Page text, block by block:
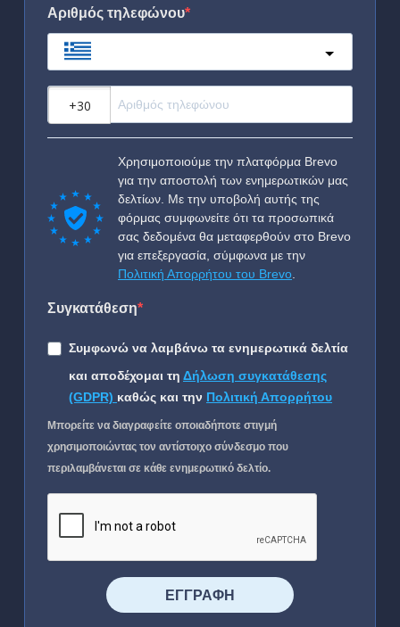
Αριθμός τηλεφώνου
Χρησιμοποιούμε την πλατφόρμα Brevo
για την αποστολή των ενημερωτικών μας
δελτίων. Με την υποβολή αυτής της
φόρμας συμφωνείτε ότι τα προσωπικά
σας δεδομένα θα μεταφερθούν στο Brevo
για επεξεργασία, σύμφωνα με την
Πολιτική Απορρήτου του Brevo
Συγκατάθεση
Συμφωνώ να λαμβάνω τα ενημερωτικά δελτία
και αποδέχομαι τη Δήλωση συγκατάθεσης
(GDPR) καθώς και την Πολιτική Απορρήτου
Μπορείτε να διαγραφείτε οποιαδήποτε στιγμή
χρησιμοποιώντας τον αντίστοιχο σύνδεσμο που
περιλαμβάνεται σε κάθε ενημερωτικό δελτίο.
⠀⠀⠀⠀ΕΓΓΡΑΦΗ⠀⠀⠀⠀